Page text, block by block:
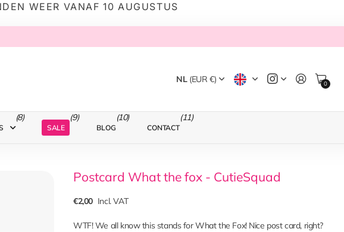
WEER VANAF 10 AUGUSTUS
NL(EUR €) 0
(8)
SALE
(9)
BLOG
(10)
CONTACT
(11)
Postcard What the fox - CutieSquad
€2,00 Incl. VAT
WTF! We all know this stands for What the Fox! Nice post card, right?